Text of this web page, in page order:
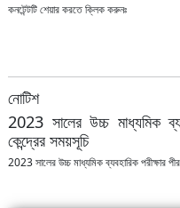
কনটেন্টটি শেয়ার করতে ক্লিক করুনঃ
নোটিশ
2023 সালের উচ্চ মাধ্যমিক
কেন্দ্রের সময়সূচি
2023 সালের উচ্চ মাধ্যমিক ব্যবহারিক পরীক্ষার